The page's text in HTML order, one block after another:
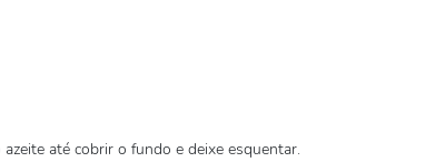
até cobrir o fundo e deixe esquentar.